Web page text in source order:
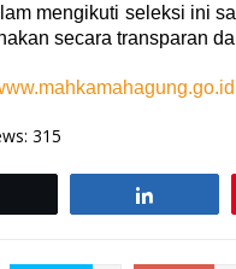
mengikuti seleksi ini
secara transparan
315